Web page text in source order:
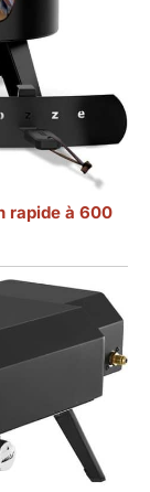
rapide à 600